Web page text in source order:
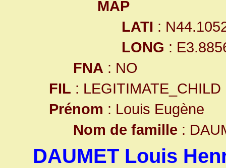
MAP
LATI :
LONG :
FNA : NO
FIL : LEGITIMATE_CHILD
Prénom : Louis Eugène
Nom de famille :
DAUMET Louis